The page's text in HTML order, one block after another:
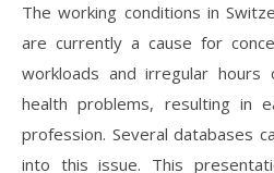
The working conditions in
are currently a cause for
workloads and irregular
health problems, resulting in
profession. Several databases
into this issue. This